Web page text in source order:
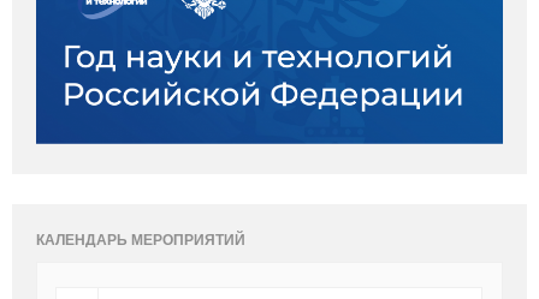
КАЛЕНДАРЬ МЕРОПРИЯТИЙ